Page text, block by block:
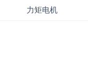
力矩电机